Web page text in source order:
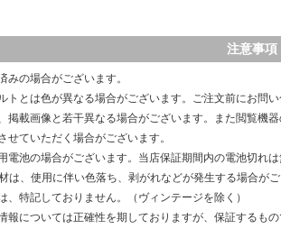
注意事項
みの場合がございます。
トとは色が異なる場合がございます。ご注文前にお問い
掲載画像と若干異なる場合がございます。また閲覧機
ていただく場合がございます。
電池の場合がございます。当店保証期間内の電池切れは
は、使用に伴い色落ち、剥がれなどが発生する場合が
、特記しておりません。（ヴィンテージを除く）
報については正確性を期しておりますが、保証するもの